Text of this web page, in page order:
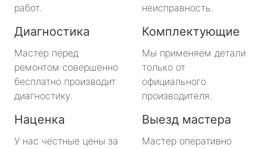
работ.
неисправность.
Диагностика
Мастер перед
ремонтом совершенно
бесплатно производит
диагностику.
Комплектующие
Мы применяем детали
только от
официального
производителя.
Наценка
У нас честные цены за
Выезд мастера
Мастер оперативно